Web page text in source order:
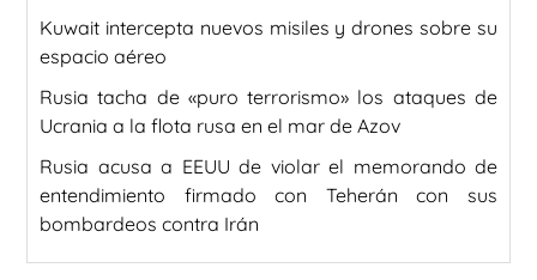
Kuwait intercepta nuevos misiles y drones sobre su
espacio aéreo
Rusia tacha de «puro terrorismo» los ataques de
Ucrania a la flota rusa en el mar de Azov
Rusia acusa a EEUU de violar el memorando de
entendimiento firmado con Teherán con sus
bombardeos contra Irán